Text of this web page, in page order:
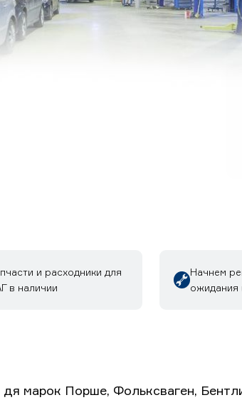
и расходники для
в наличии
Начнем
ожидания
марок Порше, Фольксваген,